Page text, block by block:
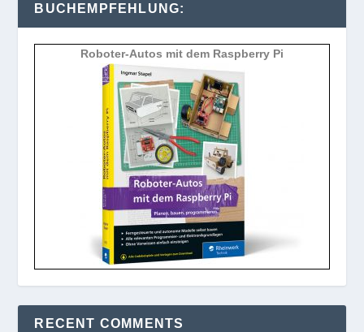
BUCHEMPFEHLUNG:
Roboter-Autos mit dem Raspberry Pi
RECENT COMMENTS